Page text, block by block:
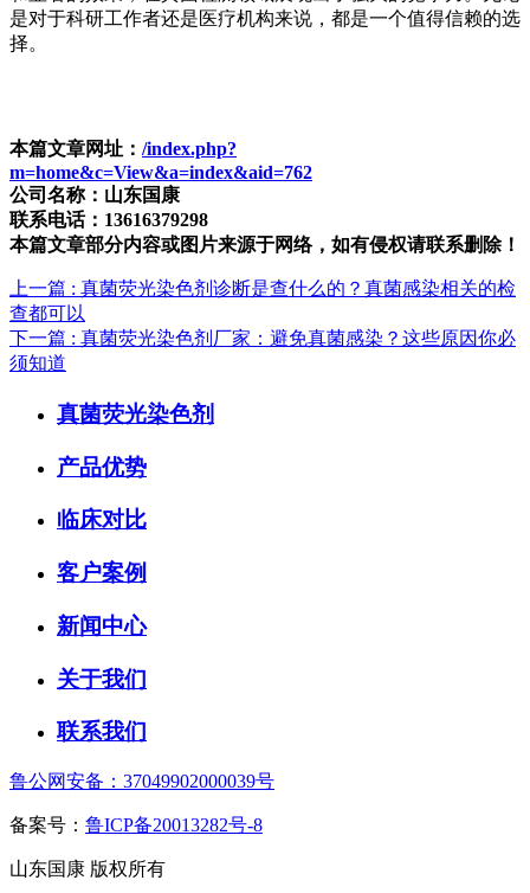
是对于科研工作者还是医疗机构来说，都是一个值得信赖的选
择。
本篇文章网址： /index.php?
m=home&c=View&a=index&aid=762
公司名称：山东国康
联系电话：13616379298
本篇文章部分内容或图片来源于网络，如有侵权请联系删除！
上一篇 : 真菌荧光染色剂诊断是查什么的？真菌感染相关的检
查都可以
下一篇 : 真菌荧光染色剂厂家：避免真菌感染？这些原因你必
须知道
真菌荧光染色剂
产品优势
临床对比
客户案例
新闻中心
关于我们
联系我们
鲁公网安备：37049902000039号
备案号： 鲁ICP备20013282号-8
山东国康 版权所有